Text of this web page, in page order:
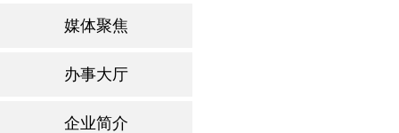
媒体聚焦
办事大厅
企业简介